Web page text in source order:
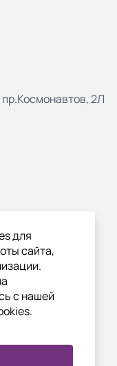
2Л
2026
для
сайта,
с нашей